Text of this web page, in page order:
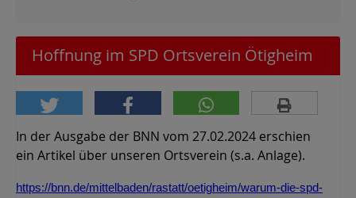
Hoffnung im SPD Ortsverein Ötigheim
In der Ausgabe der BNN vom 27.02.2024 erschien
ein Artikel über unseren Ortsverein (s.a. Anlage).
https://bnn.de/mittelbaden/rastatt/oetigheim/warum-die-spd-